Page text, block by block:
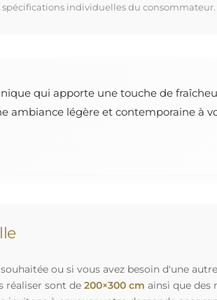
individuelles du
qui apporte une touche de
ambiance légère et contemporaine à
ou si vous avez besoin d'une
réaliser sont de 200×300 cm ainsi que des